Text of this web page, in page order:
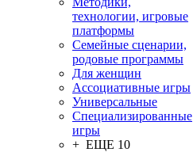
технологии, игровые
платформы
Семейные сценарии,
родовые программы
Для женщин
Ассоциативные игры
Универсальные
Специализированные
игры
+ ЕЩЕ 10